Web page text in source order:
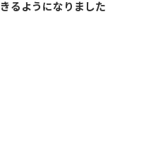
きるようになりました